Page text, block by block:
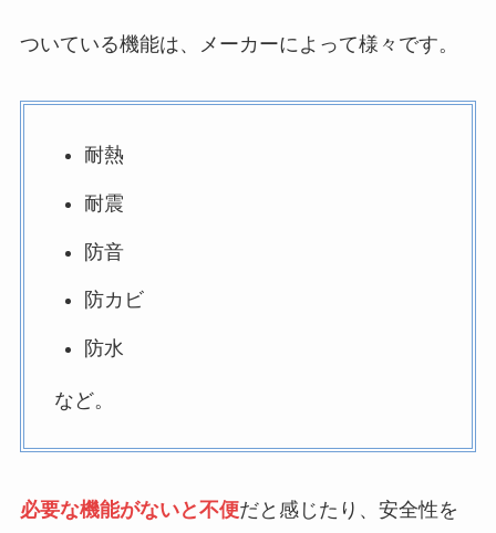
ついている機能は、メーカーによって様々です。
耐熱
耐震
防音
防カビ
防水
など。
必要な機能がないと不便だと感じたり、安全性を